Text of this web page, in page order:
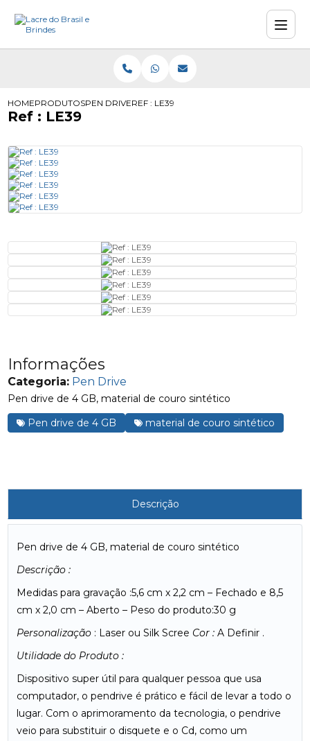
HOMEPRODUTOSPEN DRIVEREF : LE39
Ref : LE39
Informações
Categoria: Pen Drive
Pen drive de 4 GB, material de couro sintético
Pen drive de 4 GB
material de couro sintético
Descrição
Pen drive de 4 GB, material de couro sintético
Descrição :
Medidas para gravação :5,6 cm x 2,2 cm – Fechado e 8,5
cm x 2,0 cm – Aberto – Peso do produto:30 g
Personalização : Laser ou Silk Scree Cor : A Definir .
Utilidade do Produto :
Dispositivo super útil para qualquer pessoa que usa
computador, o pendrive é prático e fácil de levar a todo o
lugar. Com o aprimoramento da tecnologia, o pendrive
veio para substituir o disquete e o Cd, como um